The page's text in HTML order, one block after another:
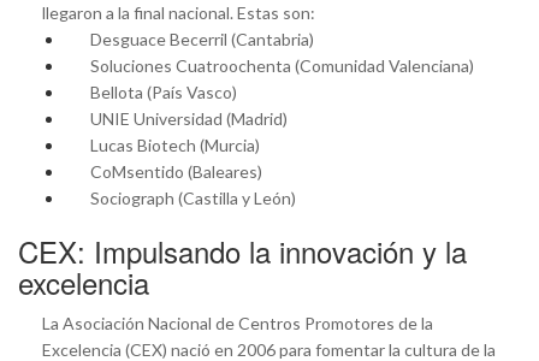
llegaron a la final nacional. Estas son:
Desguace Becerril (Cantabria)
Soluciones Cuatroochenta (Comunidad Valenciana)
Bellota (País Vasco)
UNIE Universidad (Madrid)
Lucas Biotech (Murcia)
CoMsentido (Baleares)
Sociograph (Castilla y León)
CEX: Impulsando la innovación y la
excelencia
La Asociación Nacional de Centros Promotores de la
Excelencia (CEX) nació en 2006 para fomentar la cultura de la